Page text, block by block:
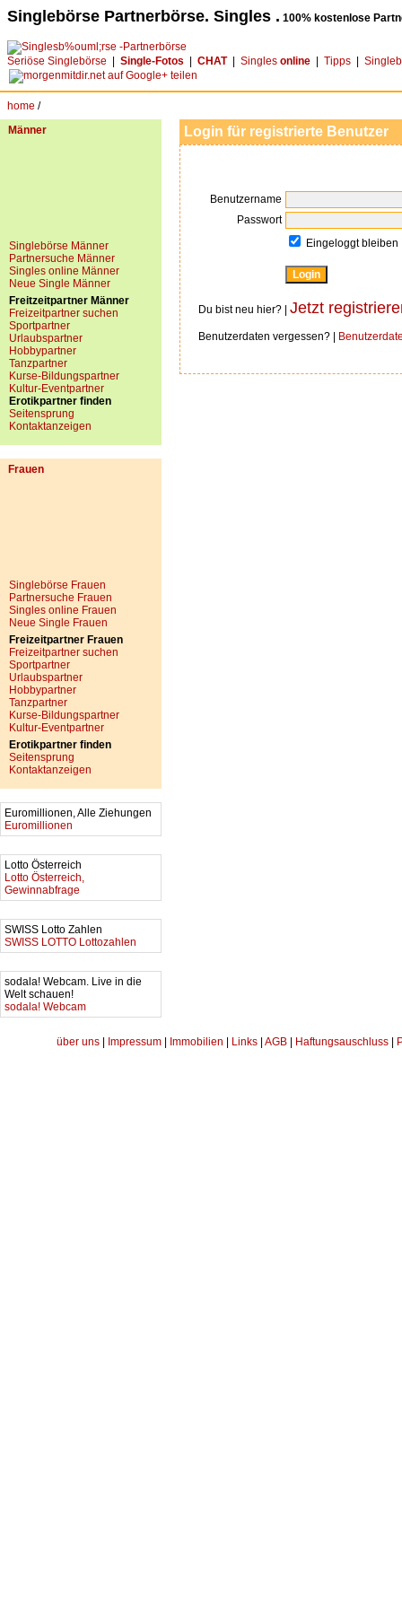
Singlebörse Partnerbörse. Singles . 100% kostenlose
Seriöse Singlebörse Single-Fotos CHAT| Singles online Tipps
home /
Männer
Singlebörse Männer
Partnersuche Männer
Singles online Männer
Neue Single Männer
Freitzeitpartner Männer
Freizeitpartner suchen
Sportpartner
Urlaubspartner
Hobbypartner
Tanzpartner
Kurse-Bildungspartner
Kultur-Eventpartner
Erotikpartner finden
Seitensprung
Kontaktanzeigen
Frauen
Singlebörse Frauen
Partnersuche Frauen
Singles online Frauen
Neue Single Frauen
Freizeitpartner Frauen
Freizeitpartner suchen
Sportpartner
Urlaubspartner
Hobbypartner
Tanzpartner
Kurse-Bildungspartner
Kultur-Eventpartner
Erotikpartner finden
Seitensprung
Kontaktanzeigen
Euromillionen, Alle Ziehungen
Euromillionen
Lotto Österreich
Lotto Österreich,
Gewinnabfrage
SWISS Lotto Zahlen
SWISS LOTTO Lottozahlen
sodala! Webcam. Live in die
Welt schauen!
sodala! Webcam
Login für registrierte Benutzer
Benutzername
Passwort
Eingeloggt bleiben
Du bist neu hier? | Jetzt
Benutzerdaten vergessen? |
über uns Impressum Immobilien Links AGB Haftungsauschluss